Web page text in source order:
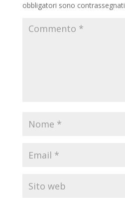
obbligatori sono contrassegnati